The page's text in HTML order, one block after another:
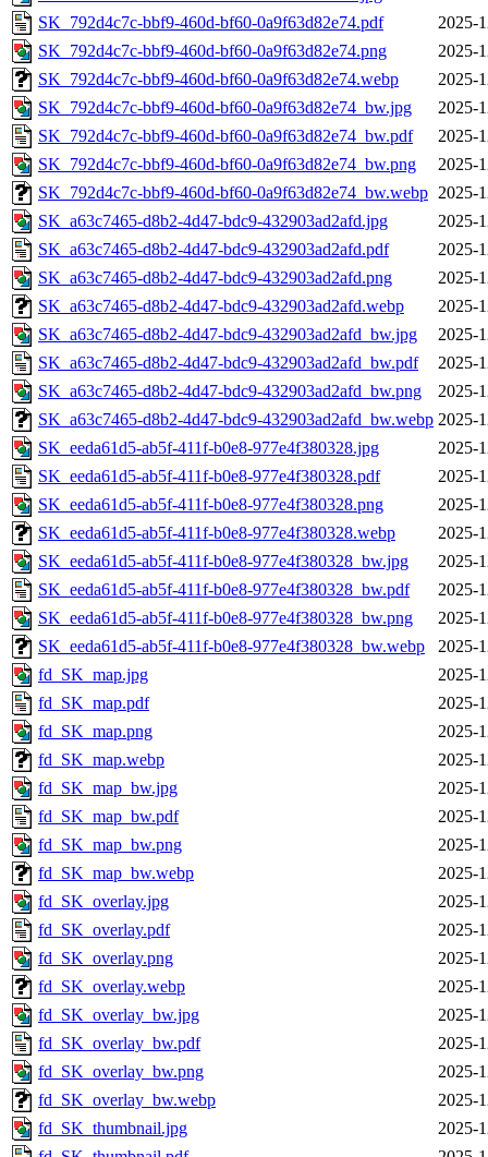
SK_792d4c7c-bbf9-460d-bf60-0a9f63d82e74.pdf
2025-
SK_792d4c7c-bbf9-460d-bf60-0a9f63d82e74.png
2025-
SK_792d4c7c-bbf9-460d-bf60-0a9f63d82e74.webp
2025-
SK_792d4c7c-bbf9-460d-bf60-0a9f63d82e74_bw.jpg
2025-
SK_792d4c7c-bbf9-460d-bf60-0a9f63d82e74_bw.pdf
2025-
SK_792d4c7c-bbf9-460d-bf60-0a9f63d82e74_bw.png
2025-
SK_792d4c7c-bbf9-460d-bf60-0a9f63d82e74_bw.webp 2025-
SK_a63c7465-d8b2-4d47-bdc9-432903ad2afd.jpg
2025-
SK_a63c7465-d8b2-4d47-bdc9-432903ad2afd.pdf
2025-
SK_a63c7465-d8b2-4d47-bdc9-432903ad2afd.png
2025-
SK_a63c7465-d8b2-4d47-bdc9-432903ad2afd.webp
2025-
SK_a63c7465-d8b2-4d47-bdc9-432903ad2afd_bw.jpg
2025-
SK_a63c7465-d8b2-4d47-bdc9-432903ad2afd_bw.pdf
2025-
SK_a63c7465-d8b2-4d47-bdc9-432903ad2afd_bw.png
2025-
SK_a63c7465-d8b2-4d47-bdc9-432903ad2afd_bw.webp 2025-
SK_eeda61d5-ab5f-411f-b0e8-977e4f380328.jpg
2025-
SK_eeda61d5-ab5f-411f-b0e8-977e4f380328.pdf
2025-
SK_eeda61d5-ab5f-411f-b0e8-977e4f380328.png
2025-
SK_eeda61d5-ab5f-411f-b0e8-977e4f380328.webp
2025-
SK_eeda61d5-ab5f-411f-b0e8-977e4f380328_bw.jpg
2025-
SK_eeda61d5-ab5f-411f-b0e8-977e4f380328_bw.pdf
2025-
SK_eeda61d5-ab5f-411f-b0e8-977e4f380328_bw.png
2025-
SK_eeda61d5-ab5f-411f-b0e8-977e4f380328_bw.webp
2025-
fd_SK_map.jpg
2025-
fd_SK_map.pdf
2025-
fd_SK_map.png
2025-
fd_SK_map.webp
2025-
fd_SK_map_bw.jpg
2025-
fd_SK_map_bw.pdf
2025-
fd_SK_map_bw.png
2025-
fd_SK_map_bw.webp
2025-
fd_SK_overlay.jpg
2025-
fd_SK_overlay.pdf
2025-
fd_SK_overlay.png
2025-
fd_SK_overlay.webp
2025-
fd_SK_overlay_bw.jpg
2025-
fd_SK_overlay_bw.pdf
2025-
fd_SK_overlay_bw.png
2025-
fd_SK_overlay_bw.webp
2025-
fd_SK_thumbnail.jpg
2025-